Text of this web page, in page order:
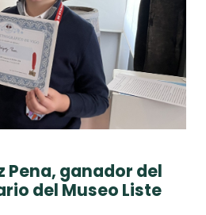
Pena, ganador del
del Museo Liste